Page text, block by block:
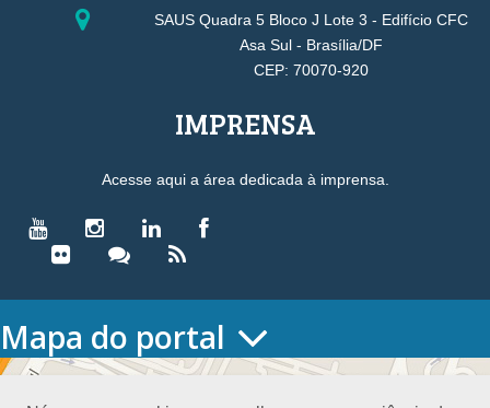
SAUS Quadra 5 Bloco J Lote 3 - Edifício CFC
Asa Sul - Brasília/DF
CEP: 70070-920
IMPRENSA
Acesse aqui a área dedicada à imprensa.
Mapa do portal
HOME